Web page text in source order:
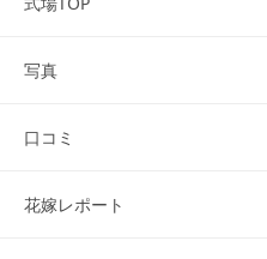
写真
口コミ
花嫁レポート